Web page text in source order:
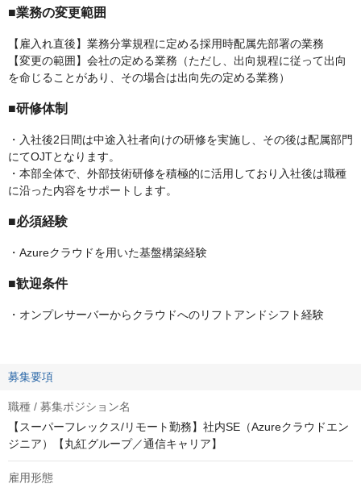
■業務の変更範囲
【雇入れ直後】業務分掌規程に定める採用時配属先部署の業務
【変更の範囲】会社の定める業務（ただし、出向規程に従って出向
を命じることがあり、その場合は出向先の定める業務）
■研修体制
・入社後2日間は中途入社者向けの研修を実施し、その後は配属部門
にてOJTとなります。
・本部全体で、外部技術研修を積極的に活用しており入社後は職種
に沿った内容をサポートします。
■必須経験
・Azureクラウドを用いた基盤構築経験
■歓迎条件
・オンプレサーバーからクラウドへのリフトアンドシフト経験
募集要項
職種 / 募集ポジション名
【スーパーフレックス/リモート勤務】社内SE（Azureクラウドエン
ジニア）【丸紅グループ／通信キャリア】
雇用形態